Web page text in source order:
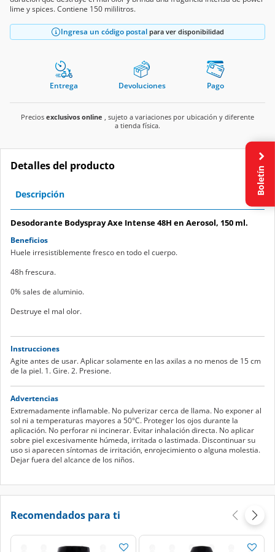
lime y spices. Contiene 150 mililitros.
Ingresa un código postal para ver disponibilidad
Entrega Devoluciones Pago
Precios exclusivos online , sujeto a variaciones por ubicación y diferente
a tienda física.
Detalles del producto
Descripción
Desodorante Bodyspray Axe Intense 48H en Aerosol, 150 ml.
Beneficios
Huele irresistiblemente fresco en todo el cuerpo.
48h frescura.
0% sales de aluminio.
Destruye el mal olor.
Instrucciones
Agite antes de usar. Aplicar solamente en las axilas a no menos de 15 cm
de la piel. 1. Gire. 2. Presione.
Advertencias
Extremadamente inflamable. No pulverizar cerca de llama. No exponer al
sol ni a temperaturas mayores a 50°C. Proteger los ojos durante la
aplicación. No perforar ni incinerar. Evitar inhalación directa. No aplicar
sobre piel excesivamente húmeda, irritada o lastimada. Discontinuar su
uso si aparecen síntomas de irritación, enrojecimiento o alguna molestia.
Dejar fuera del alcance de los niños.
Recomendados para ti
Boletín